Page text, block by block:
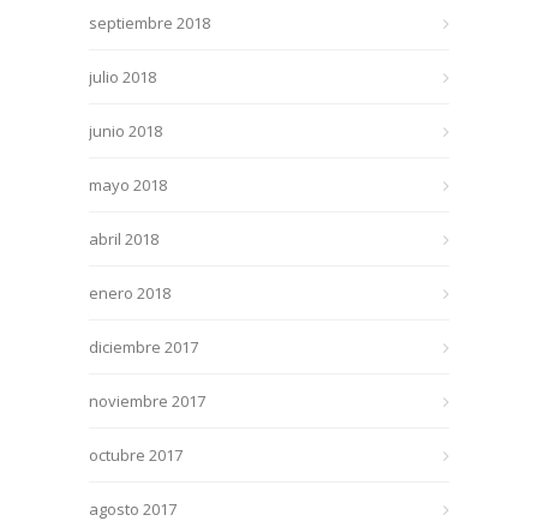
septiembre 2018
julio 2018
junio 2018
mayo 2018
abril 2018
enero 2018
diciembre 2017
noviembre 2017
octubre 2017
agosto 2017